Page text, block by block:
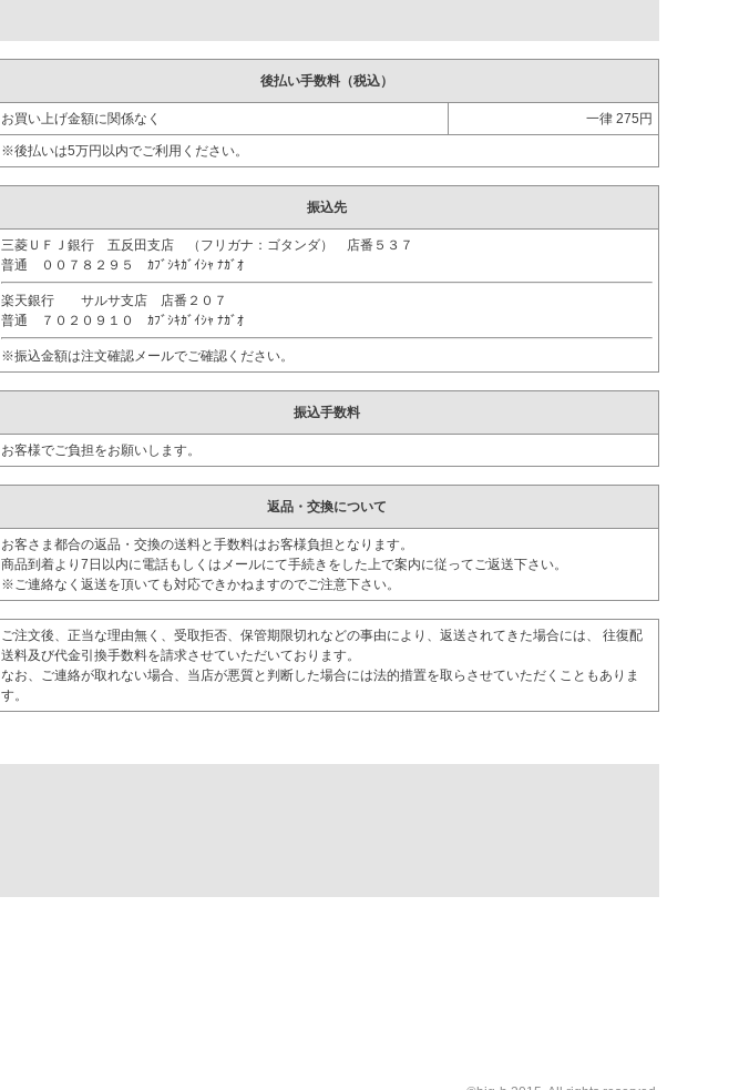
後払い手数料（税込）
お買い上げ金額に関係なく 一律 275円
※後払いは5万円以内でご利用ください。
振込先
三菱ＵＦＪ銀行 五反田支店 （フリガナ：ゴタンダ） 店番５３７
普通 ００７８２９５ ｶﾌﾞｼｷｶﾞｲｼｬ ﾅｶﾞｵ
楽天銀行 サルサ支店 店番２０７
普通 ７０２０９１０ ｶﾌﾞｼｷｶﾞｲｼｬ ﾅｶﾞｵ
※振込金額は注文確認メールでご確認ください。
振込手数料
お客様でご負担をお願いします。
返品・交換について
お客さま都合の返品・交換の送料と手数料はお客様負担となります。
商品到着より7日以内に電話もしくはメールにて手続きをした上で案内に従ってご返送下さい。
※ご連絡なく返送を頂いても対応できかねますのでご注意下さい。
ご注文後、正当な理由無く、受取拒否、保管期限切れなどの事由により、返送されてきた場合には、 往復配
送料及び代金引換手数料を請求させていただいております。
なお、ご連絡が取れない場合、当店が悪質と判断した場合には法的措置を取らさせていただくこともありま
す。